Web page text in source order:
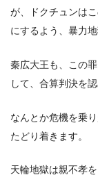
が、ドクチュンは
にするよう、暴力
秦広大王も、この
して、合算判決を認
なんとか危機を乗
たどり着きます。
天輪地獄は親不孝